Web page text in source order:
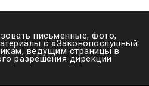
письменные, фото,
с «Законопослушный
ведущим страницы в
разрешения дирекции